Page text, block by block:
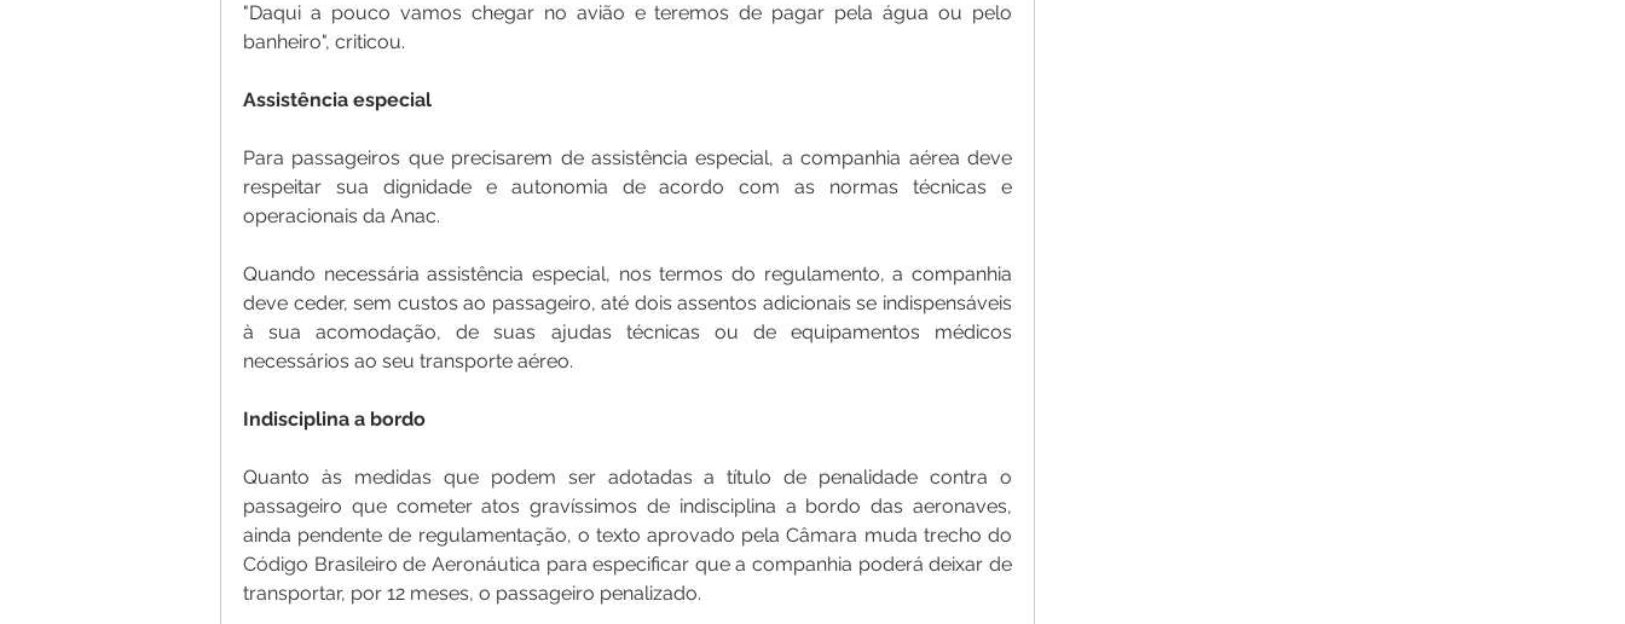
"Daqui a pouco vamos chegar no avião e teremos de pagar pela água ou pelo
banheiro", criticou.
Assistência especial
Para passageiros que precisarem de assistência especial, a companhia aérea deve
respeitar sua dignidade e autonomia de acordo com as normas técnicas e
operacionais da Anac.
Quando necessária assistência especial, nos termos do regulamento, a companhia
deve ceder, sem custos ao passageiro, até dois assentos adicionais se indispensáveis
à sua acomodação, de suas ajudas técnicas ou de equipamentos médicos
necessários ao seu transporte aéreo.
Indisciplina a bordo
Quanto às medidas que podem ser adotadas a título de penalidade contra o
passageiro que cometer atos gravíssimos de indisciplina a bordo das aeronaves,
ainda pendente de regulamentação, o texto aprovado pela Câmara muda trecho do
Código Brasileiro de Aeronáutica para especificar que a companhia poderá deixar de
transportar, por 12 meses, o passageiro penalizado.